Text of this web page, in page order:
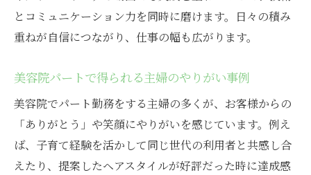
とコミュニケーション力を同時に磨けます。日々の積み
重ねが自信につながり、仕事の幅も広がります。
美容院パートで得られる主婦のやりがい事例
美容院でパート勤務をする主婦の多くが、お客様からの
「ありがとう」や笑顔にやりがいを感じています。例え
ば、子育て経験を活かして同じ世代の利用者と共感し合
えたり、提案したヘアスタイルが好評だった時に達成感